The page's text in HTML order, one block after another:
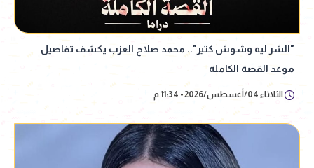
"الشر ليه وشوش كتير".. محمد صلاح العزب يكشف تفاصيل
موعد القصة الكاملة
الثلاثاء 04/أغسطس/2026 - 11:34 م